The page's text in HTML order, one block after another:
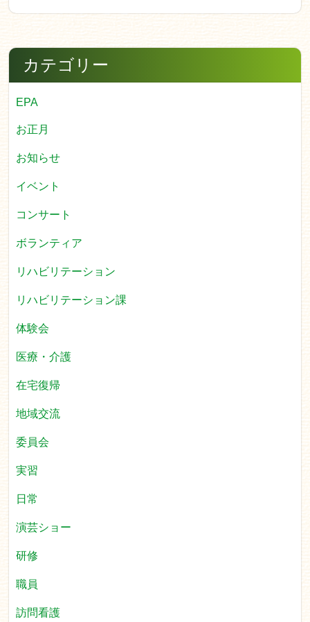
カテゴリー
EPA
お正月
お知らせ
イベント
コンサート
ボランティア
リハビリテーション
リハビリテーション課
体験会
医療・介護
在宅復帰
地域交流
委員会
実習
日常
演芸ショー
研修
職員
訪問看護